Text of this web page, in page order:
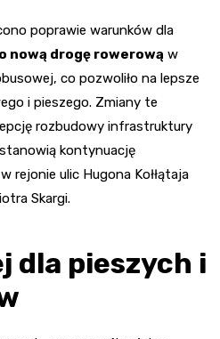
poprawie warunków dla
nową drogę rowerową w
co pozwoliło na lepsze
i pieszego. Zmiany te
rozbudowy infrastruktury
kontynuację
rejonie ulic Hugona Kołłątaja
Skargi.
dla pieszych i